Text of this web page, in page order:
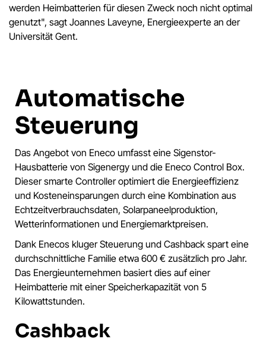
werden Heimbatterien für diesen Zweck noch nicht optimal
genutzt", sagt Joannes Laveyne, Energieexperte an der
Universität Gent.
Automatische
Steuerung
Das Angebot von Eneco umfasst eine Sigenstor-
Hausbatterie von Sigenergy und die Eneco Control Box.
Dieser smarte Controller optimiert die Energieeffizienz
und Kosteneinsparungen durch eine Kombination aus
Echtzeitverbrauchsdaten, Solarpaneelproduktion,
Wetterinformationen und Energiemarktpreisen.
Dank Enecos kluger Steuerung und Cashback spart eine
durchschnittliche Familie etwa 600 € zusätzlich pro Jahr.
Das Energieunternehmen basiert dies auf einer
Heimbatterie mit einer Speicherkapazität von 5
Kilowattstunden.
Cashback